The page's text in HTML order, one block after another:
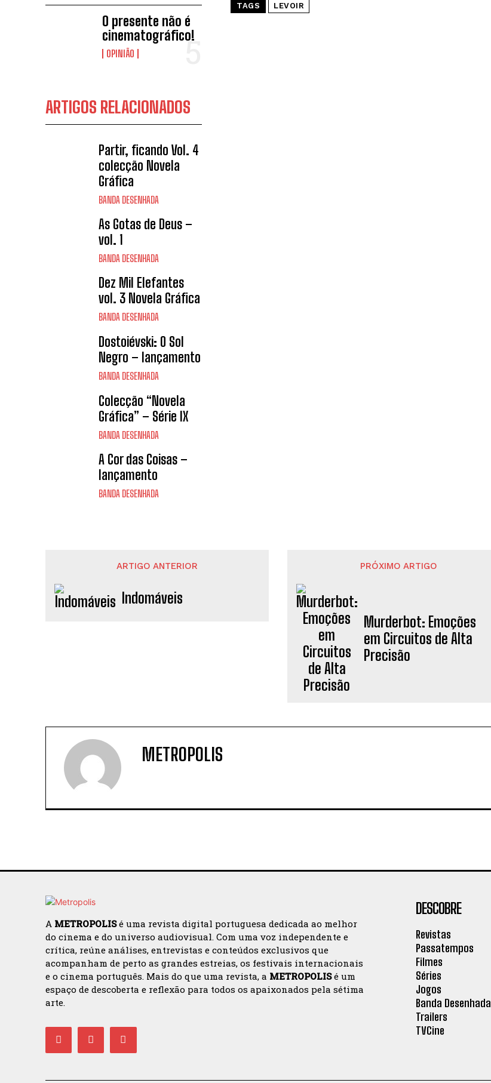
O presente não é
cinematográfico!
OPINIÃO
ARTIGOS RELACIONADOS
Partir, ficando Vol. 4
colecção Novela
Gráfica
BANDA DESENHADA
As Gotas de Deus –
vol. 1
BANDA DESENHADA
Dez Mil Elefantes
vol. 3 Novela Gráfica
BANDA DESENHADA
Dostoiévski: O Sol
Negro – lançamento
BANDA DESENHADA
Colecção “Novela
Gráfica” – Série IX
BANDA DESENHADA
A Cor das Coisas –
lançamento
BANDA DESENHADA
TAGS LEVOIR
ARTIGO ANTERIOR
Indomáveis
PRÓXIMO ARTIGO
Murderbot: Emoções
em Circuitos de Alta
Precisão
METROPOLIS
A METROPOLISé uma revista digital portuguesa dedicada ao melhor
do cinema e do universo audiovisual. Com uma voz independente e
crítica, reúne análises, entrevistas e conteúdos exclusivos que
acompanham de perto as grandes estreias, os festivais internacionais
e o cinema português. Mais do que uma revista, a METROPOLISé um
espaço de descoberta e reflexão para todos os apaixonados pela sétima
arte.
DESCOBRE
Revistas
Passatempos
Filmes
Séries
Jogos
Banda Desenhada
Trailers
TVCine